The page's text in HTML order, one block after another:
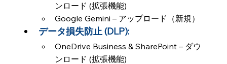
ンロード (拡張機能)
Google Gemini – アップロード（新規）
データ損失防止 (DLP):
OneDrive Business & SharePoint – ダウ
ンロード (拡張機能)